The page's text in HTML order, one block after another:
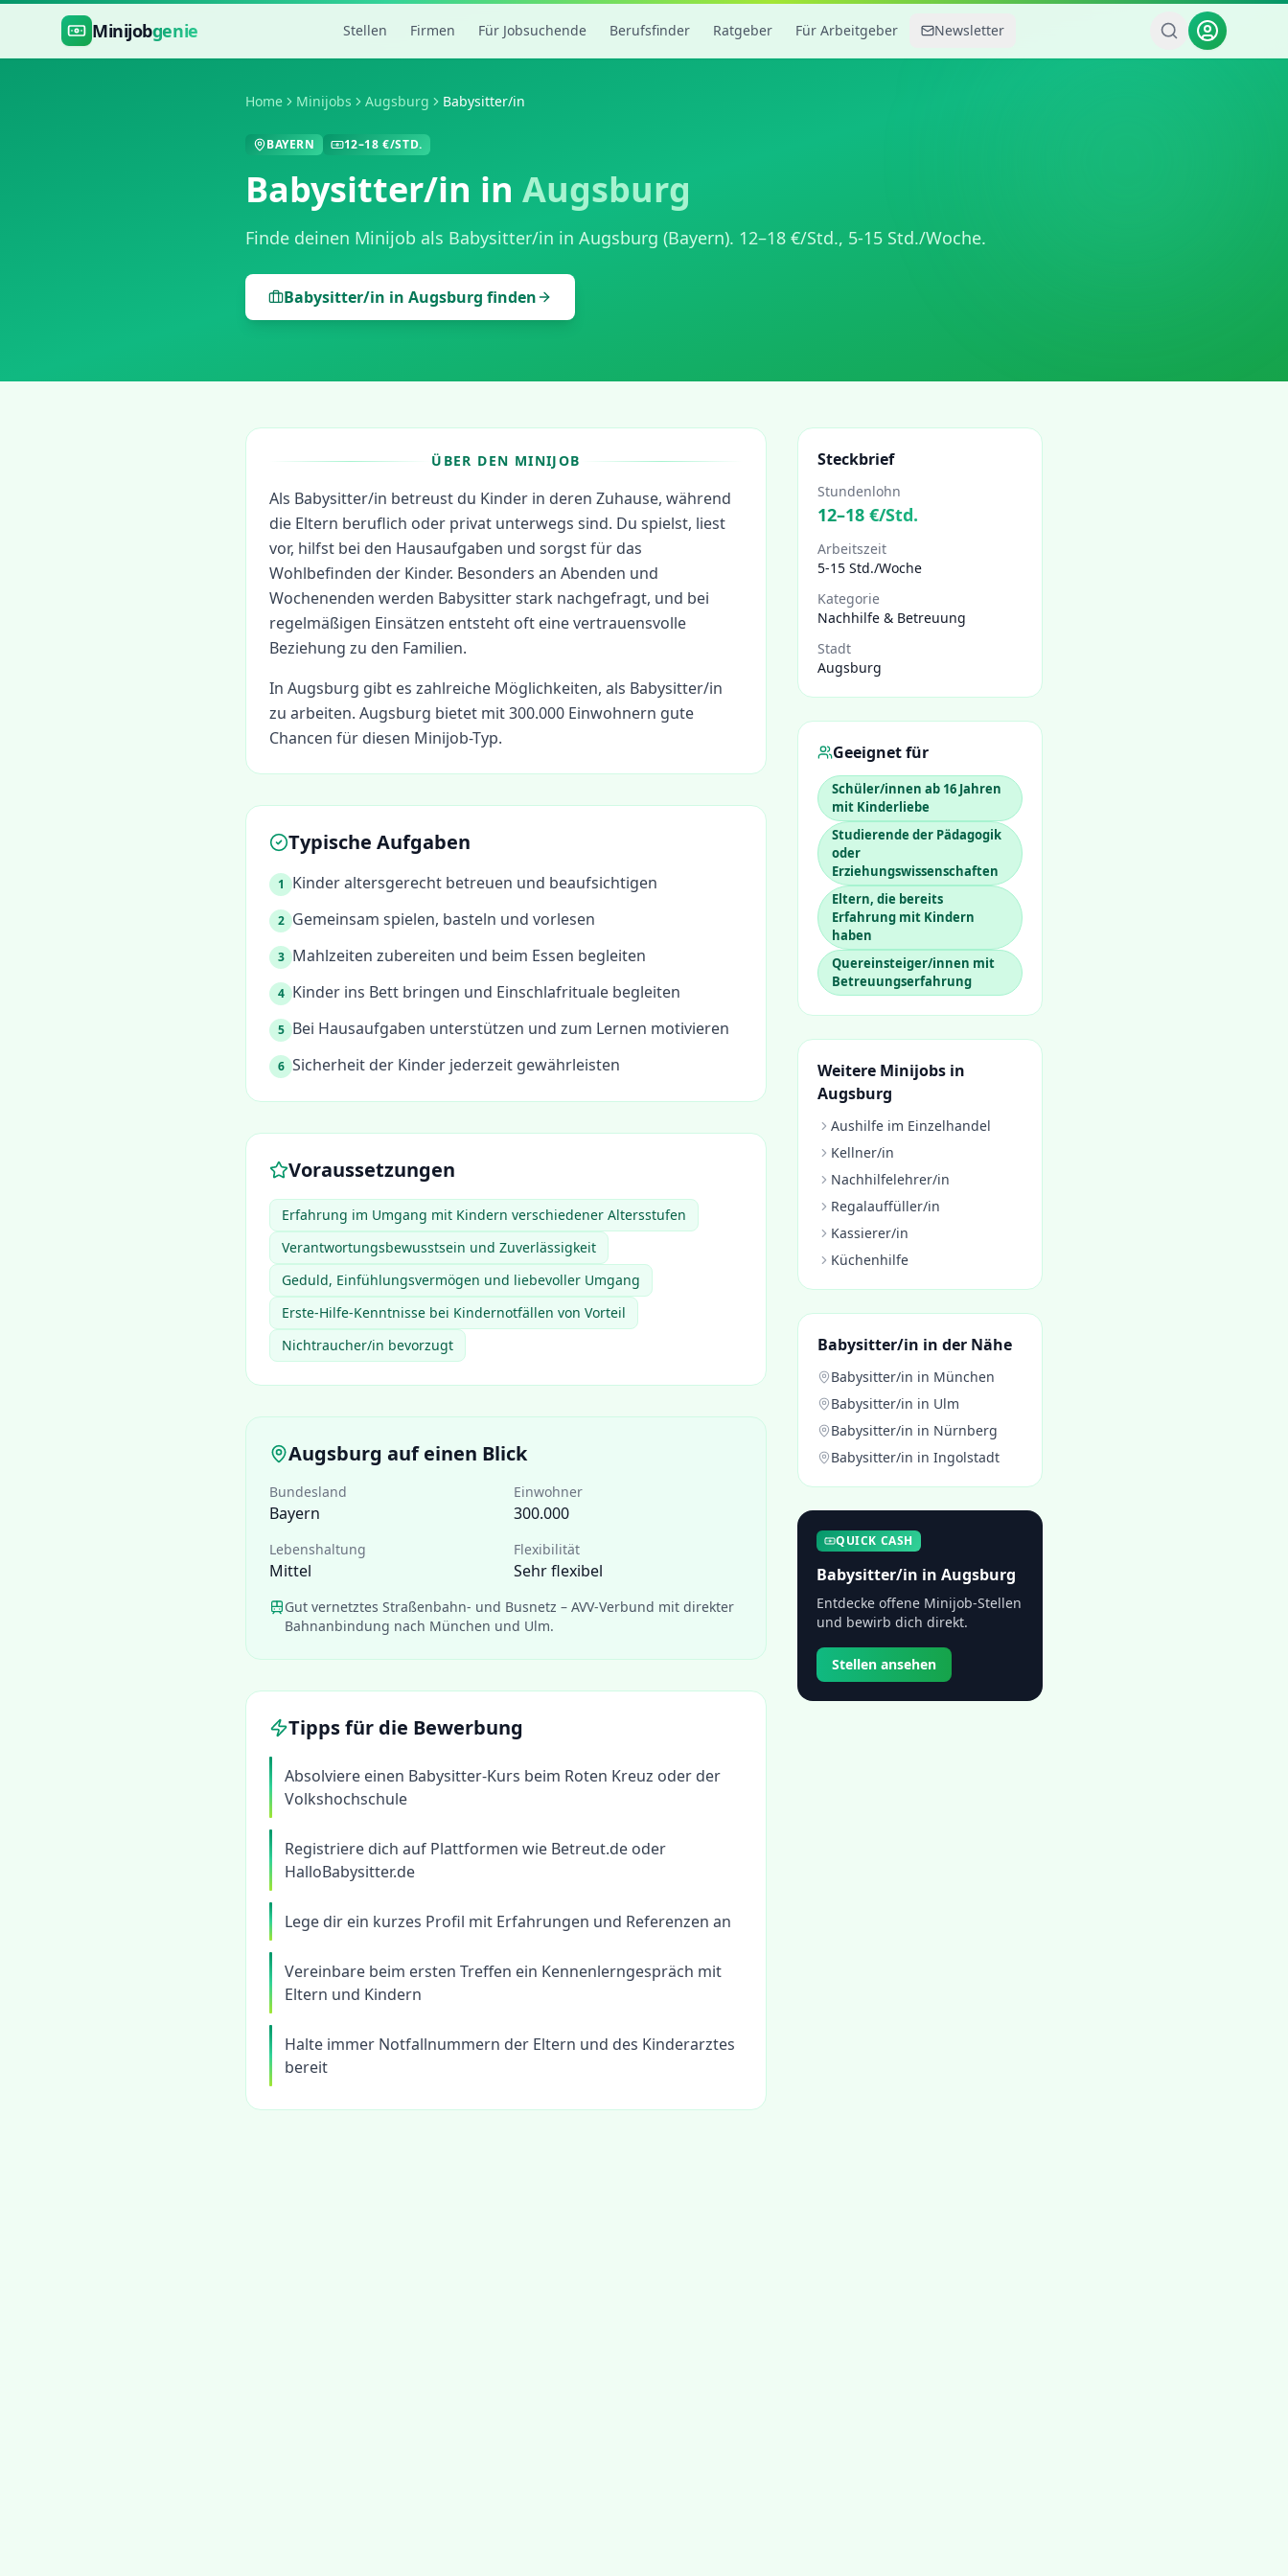
Zum Hauptinhalt springen
Minijobgenie Stellen Firmen Für Jobsuchende Berufsfinder Ratgeber Für Arbeitgeber Newsletter
Home Minijobs Augsburg Babysitter/in
BAYERN 12–18 €/STD.
Babysitter/in in Augsburg
Finde deinen Minijob als Babysitter/in in Augsburg (Bayern). 12–18 €/Std., 5-15 Std./Woche.
Babysitter/in in Augsburg finden
ÜBER DEN MINIJOB
Als Babysitter/in betreust du Kinder in deren Zuhause, während
die Eltern beruflich oder privat unterwegs sind. Du spielst, liest
vor, hilfst bei den Hausaufgaben und sorgst für das
Wohlbefinden der Kinder. Besonders an Abenden und
Wochenenden werden Babysitter stark nachgefragt, und bei
regelmäßigen Einsätzen entsteht oft eine vertrauensvolle
Beziehung zu den Familien.
In Augsburg gibt es zahlreiche Möglichkeiten, als Babysitter/in
zu arbeiten. Augsburg bietet mit 300.000 Einwohnern gute
Chancen für diesen Minijob-Typ.
Typische Aufgaben
1 Kinder altersgerecht betreuen und beaufsichtigen
2 Gemeinsam spielen, basteln und vorlesen
3 Mahlzeiten zubereiten und beim Essen begleiten
4 Kinder ins Bett bringen und Einschlafrituale begleiten
5 Bei Hausaufgaben unterstützen und zum Lernen motivieren
6 Sicherheit der Kinder jederzeit gewährleisten
Voraussetzungen
Erfahrung im Umgang mit Kindern verschiedener Altersstufen
Verantwortungsbewusstsein und Zuverlässigkeit
Geduld, Einfühlungsvermögen und liebevoller Umgang
Erste-Hilfe-Kenntnisse bei Kindernotfällen von Vorteil
Nichtraucher/in bevorzugt
Augsburg auf einen Blick
Bundesland
Bayern
Einwohner
300.000
Lebenshaltung
Mittel
Flexibilität
Sehr flexibel
Gut vernetztes Straßenbahn- und Busnetz – AVV-Verbund mit direkter
Bahnanbindung nach München und Ulm.
Tipps für die Bewerbung
Absolviere einen Babysitter-Kurs beim Roten Kreuz oder der
Volkshochschule
Registriere dich auf Plattformen wie Betreut.de oder
HalloBabysitter.de
Lege dir ein kurzes Profil mit Erfahrungen und Referenzen an
Vereinbare beim ersten Treffen ein Kennenlerngespräch mit
Eltern und Kindern
Halte immer Notfallnummern der Eltern und des Kinderarztes
bereit
Steckbrief
Stundenlohn
12–18 €/Std.
Arbeitszeit
5-15 Std./Woche
Kategorie
Nachhilfe & Betreuung
Stadt
Augsburg
Geeignet für
Schüler/innen ab 16 Jahren
mit Kinderliebe
Studierende der Pädagogik
oder
Erziehungswissenschaften
Eltern, die bereits
Erfahrung mit Kindern
haben
Quereinsteiger/innen mit
Betreuungserfahrung
Weitere Minijobs in
Augsburg
Aushilfe im Einzelhandel
Kellner/in
Nachhilfelehrer/in
Regalauffüller/in
Kassierer/in
Küchenhilfe
Babysitter/in in der Nähe
Babysitter/in in München
Babysitter/in in Ulm
Babysitter/in in Nürnberg
Babysitter/in in Ingolstadt
QUICK CASH
Babysitter/in in Augsburg
Entdecke offene Minijob-Stellen
und bewirb dich direkt.
Stellen ansehen